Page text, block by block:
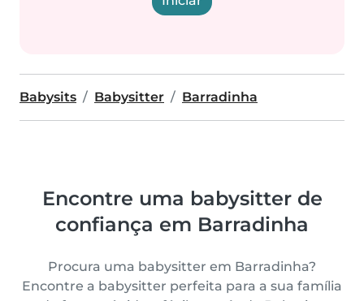
Babysits Babysitter Barradinha
Encontre uma babysitter de
confiança em Barradinha
Procura uma babysitter em Barradinha?
Encontre a babysitter perfeita para a sua família